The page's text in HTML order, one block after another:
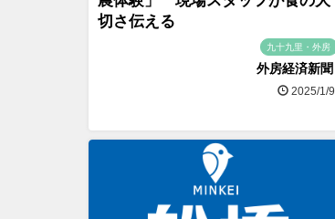
切さ伝える
九十九里・外房
外房経済新聞
2025/1/9